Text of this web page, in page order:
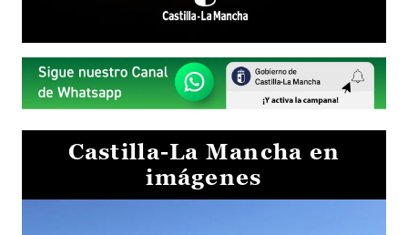
Castilla-La Mancha en
imágenes